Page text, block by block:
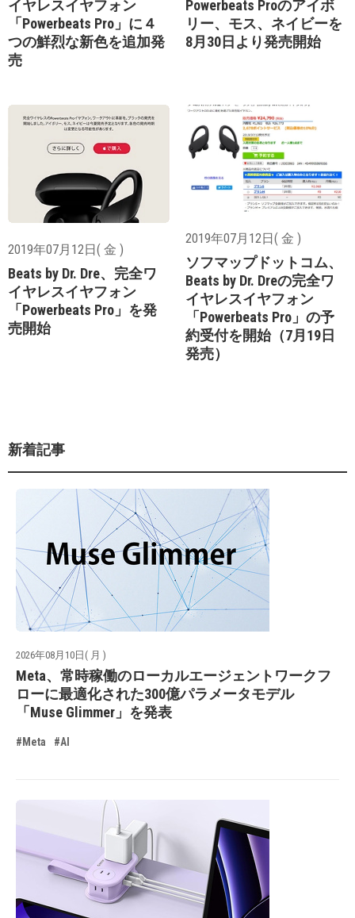
イヤレスイヤフォン
「Powerbeats Pro」に４
つの鮮烈な新色を追加発
売
Powerbeats Proのアイボ
リー、モス、ネイビーを
8月30日より発売開始
2019年07月12日( 金 )
Beats by Dr. Dre、完全ワ
イヤレスイヤフォン
「Powerbeats Pro」を発
売開始
2019年07月12日( 金 )
ソフマップドットコム、
Beats by Dr. Dreの完全ワ
イヤレスイヤフォン
「Powerbeats Pro」の予
約受付を開始（7月19日
発売）
新着記事
2026年08月10日( 月 )
Meta、常時稼働のローカルエージェントワークフ
ローに最適化された300億パラメータモデル
「Muse Glimmer」を発表
#Meta #AI